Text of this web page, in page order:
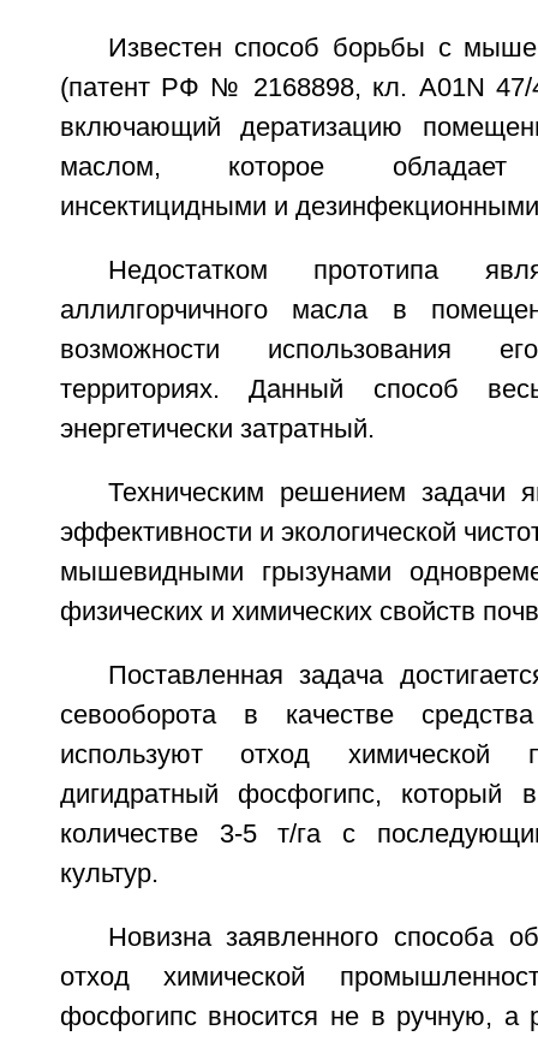
Известен способ борьбы с
(патент РФ № 2168898, кл. A01N 47/
включающий дератизацию
маслом, которое обладает
инсектицидными и
Недостатком прототипа
аллилгорчичного масла в
возможности использования
территориях. Данный способ
энергетически затратный.
Техническим решением задачи
эффективности и экологической
мышевидными грызунами
физических и химических свойств
Поставленная задача
севооборота в качестве
используют отход химической
дигидратный фосфогипс, который
количестве 3-5 т/га с
культур.
Новизна заявленного способа
отход химической
фосфогипс вносится не в ручную, а